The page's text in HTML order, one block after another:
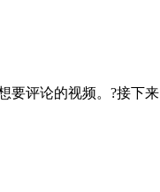
评论的视频。?接下